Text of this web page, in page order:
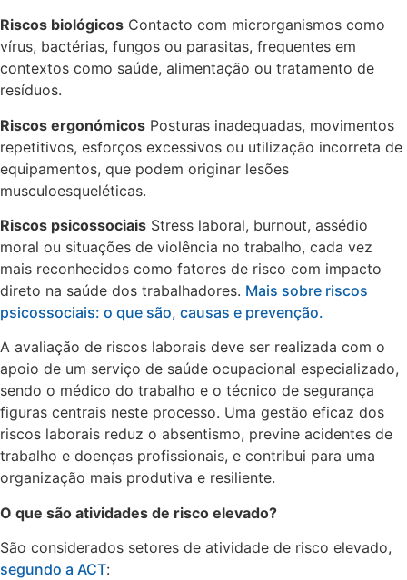
Riscos biológicos Contacto com microrganismos como
vírus, bactérias, fungos ou parasitas, frequentes em
contextos como saúde, alimentação ou tratamento de
resíduos.
Riscos ergonómicos Posturas inadequadas, movimentos
repetitivos, esforços excessivos ou utilização incorreta de
equipamentos, que podem originar lesões
musculoesqueléticas.
Riscos psicossociais Stress laboral, burnout, assédio
moral ou situações de violência no trabalho, cada vez
mais reconhecidos como fatores de risco com impacto
direto na saúde dos trabalhadores. Mais sobre riscos
psicossociais: o que são, causas e prevenção.
A avaliação de riscos laborais deve ser realizada com o
apoio de um serviço de saúde ocupacional especializado,
sendo o médico do trabalho e o técnico de segurança
figuras centrais neste processo. Uma gestão eficaz dos
riscos laborais reduz o absentismo, previne acidentes de
trabalho e doenças profissionais, e contribui para uma
organização mais produtiva e resiliente.
O que são atividades de risco elevado?
São considerados setores de atividade de risco elevado,
segundo a ACT: